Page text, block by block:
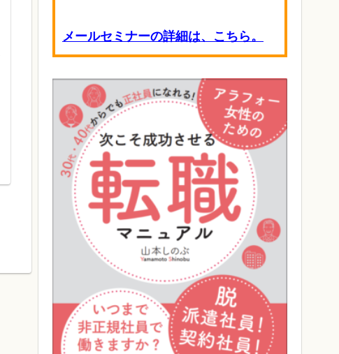
メールセミナーの詳細は、こちら。